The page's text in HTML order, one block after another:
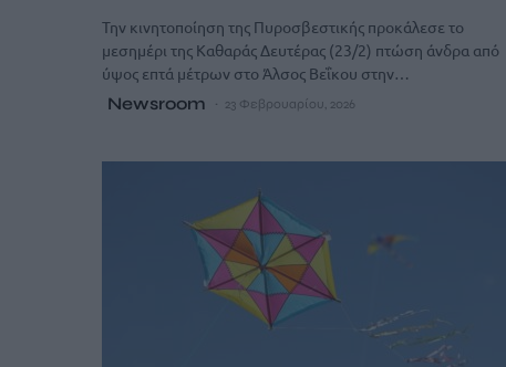
Την κινητοποίηση της Πυροσβεστικής προκάλεσε το
μεσημέρι της Καθαράς Δευτέρας (23/2) πτώση άνδρα από
ύψος επτά μέτρων στο Άλσος Βεΐκου στην…
Newsroom 23 Φεβρουαρίου, 2026